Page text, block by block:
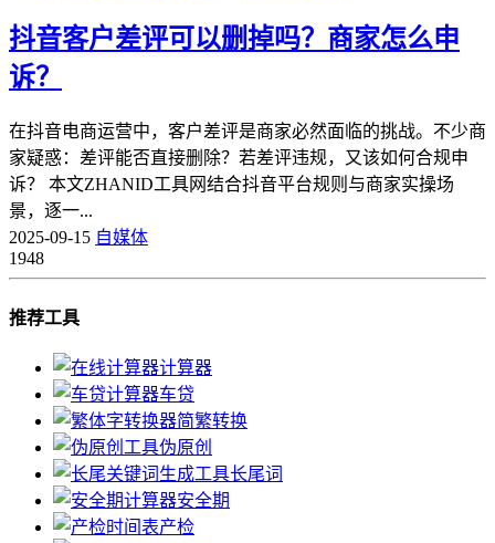
抖音客户差评可以删掉吗？商家怎么申
诉？
在抖音电商运营中，客户差评是商家必然面临的挑战。不少商
家疑惑：差评能否直接删除？若差评违规，又该如何合规申
诉？ 本文ZHANID工具网结合抖音平台规则与商家实操场
景，逐一...
2025-09-15 自媒体
1948
推荐工具
计算器
车贷
简繁转换
伪原创
长尾词
安全期
产检